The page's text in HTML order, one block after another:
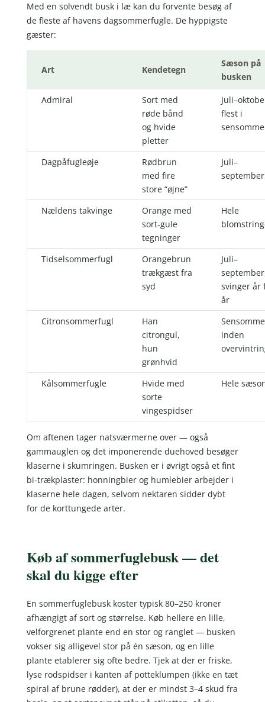
Med en solvendt busk i læ kan du forvente besøg af
de fleste af havens dagsommerfugle. De hyppigste
gæster:
Art Kendetegn
Sæson på
busken
Admiral
Sort med
røde bånd
og hvide
pletter
flest i
Dagpåfugleøje
Rødbrun
med fire
store “øjne”
Juli–
september
Nældens takvinge
Orange med
sort-gule
tegninger
Hele
Tidselsommerfugl
Orangebrun
trækgæst fra
syd
Juli–
svinger år
år
Citronsommerfugl
Han
citrongul,
hun
grønhvid
inden
Kålsommerfugle
Hvide med
sorte
vingespidser
Hele
Om aftenen tager natsværmerne over — også
gammauglen og det imponerende duehoved besøger
klaserne i skumringen. Busken er i øvrigt også et fint
bi-trækplaster: honningbier og humlebier arbejder i
klaserne hele dagen, selvom nektaren sidder dybt
for de korttungede arter.
Køb af sommerfuglebusk — det
skal du kigge efter
En sommerfuglebusk koster typisk 80–250 kroner
afhængigt af sort og størrelse. Køb hellere en lille,
velforgrenet plante end en stor og ranglet — busken
vokser sig alligevel stor på én sæson, og en lille
plante etablerer sig ofte bedre. Tjek at der er friske,
lyse rodspidser i kanten af potteklumpen (ikke en tæt
spiral af brune rødder), at der er mindst 3–4 skud fra